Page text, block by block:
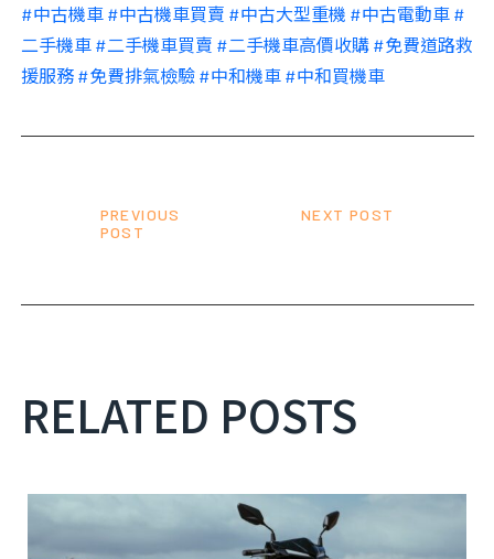
#中古機車 #中古機車買賣 #中古大型重機 #中古電動車 #
二手機車 #二手機車買賣 #二手機車高價收購 #免費道路救
援服務 #免費排氣檢驗 #中和機車 #中和買機車
PREVIOUS
POST
NEXT POST
RELATED POSTS